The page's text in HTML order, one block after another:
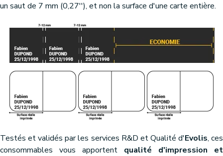
un saut de 7 mm (0,27''), et non la surface d'une carte entière.
Testés et validés par les services R&D et Qualité d'Evolis, ces
consommables vous apportent qualité d'impression et